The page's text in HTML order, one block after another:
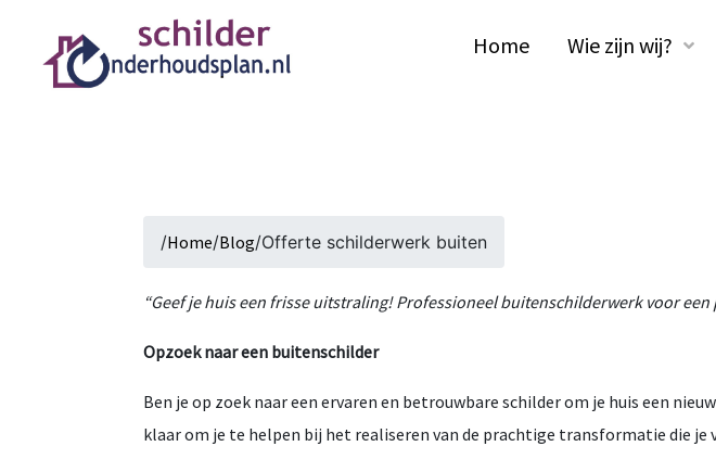
Home Wie zijn wij?
/Home/Blog/Offerte schilderwerk buiten
“Geef je huis een frisse uitstraling! Professioneel buitenschilderwerk voor
Opzoek naar een buitenschilder
Ben je op zoek naar een ervaren en betrouwbare schilder om je huis een
klaar om je te helpen bij het realiseren van de prachtige transformatie die je